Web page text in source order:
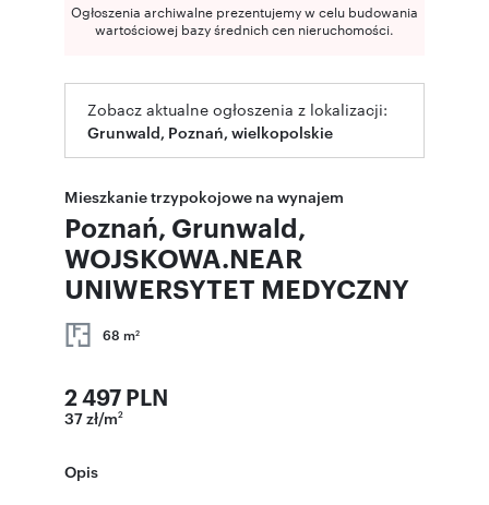
Ogłoszenia archiwalne prezentujemy w celu budowania
wartościowej bazy średnich cen nieruchomości.
Zobacz aktualne ogłoszenia z lokalizacji:
Grunwald, Poznań, wielkopolskie
Mieszkanie trzypokojowe na wynajem
Poznań, Grunwald,
WOJSKOWA.NEAR
UNIWERSYTET MEDYCZNY
68 m2
2 497 PLN
37 zł/m2
Opis